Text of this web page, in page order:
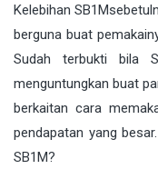
Kelebihan SB1M
berguna buat
Sudah terbukti bila
menguntungkan buat
berkaitan cara
pendapatan yang
SB1M?